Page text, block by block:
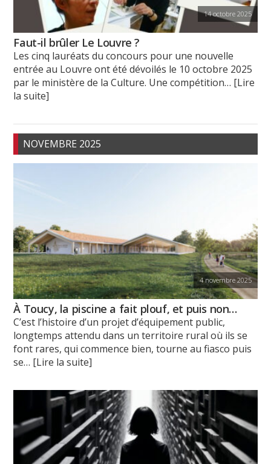
14 octobre 2025
Faut-il brûler Le Louvre ?
Les cinq lauréats du concours pour une nouvelle
entrée au Louvre ont été dévoilés le 10 octobre 2025
par le ministère de la Culture. Une compétition… [Lire
la suite]
NOVEMBRE 2025
4 novembre 2025
À Toucy, la piscine a fait plouf, et puis non…
C’est l’histoire d’un projet d’équipement public,
longtemps attendu dans un territoire rural où ils se
font rares, qui commence bien, tourne au fiasco puis
se… [Lire la suite]